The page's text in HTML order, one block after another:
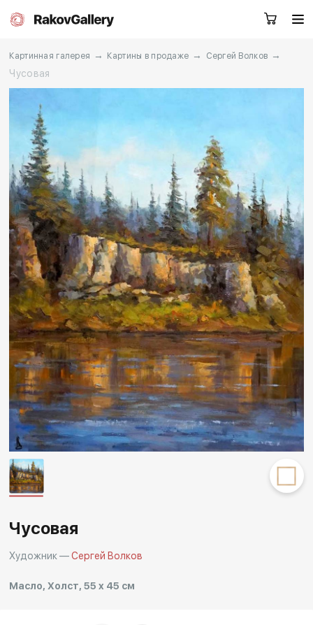
EN CN
Каталог Художники
О нас Услуги
События Контакты
Другие проекты
Rakov
baget
Rakov
special
Картинная галерея → Картины в продаже → Сергей Волков →
Чусовая
Чусовая
Художник —Сергей Волков
Масло, Холст, 55 x 45 см